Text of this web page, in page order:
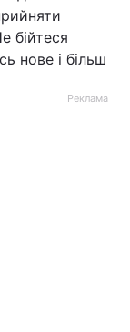
бійтеся
нове і більш
Реклама